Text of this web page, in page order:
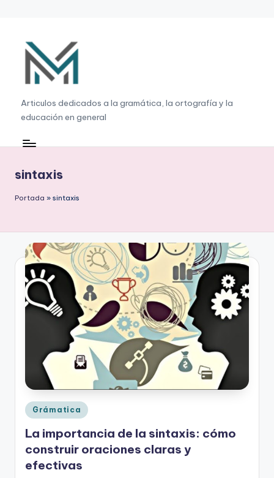
contenido
G
r
a
á
ti
a
,
o
rt
a
fí
a
y
e
Articulos dedicados a la gramática, la ortografía y la
educación en general
sintaxis
Portada » sintaxis
Publicado
en
Grámatica
La importancia de la sintaxis: cómo
construir oraciones claras y
efectivas